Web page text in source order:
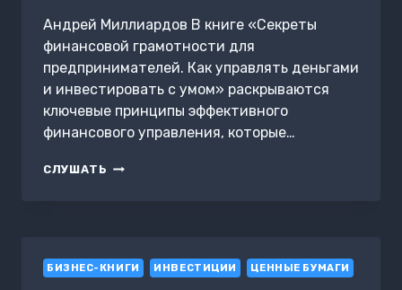
Андрей Миллиардов В книге «Секреты
финансовой грамотности для
предпринимателей. Как управлять деньгами
и инвестировать с умом» раскрываются
ключевые принципы эффективного
финансового управления, которые…
СЛУШАТЬ СЕКРЕТЫ
УПРАВЛЯТЬ
БИЗНЕС-КНИГИ ИНВЕСТИЦИИ ЦЕННЫЕ БУМАГИ